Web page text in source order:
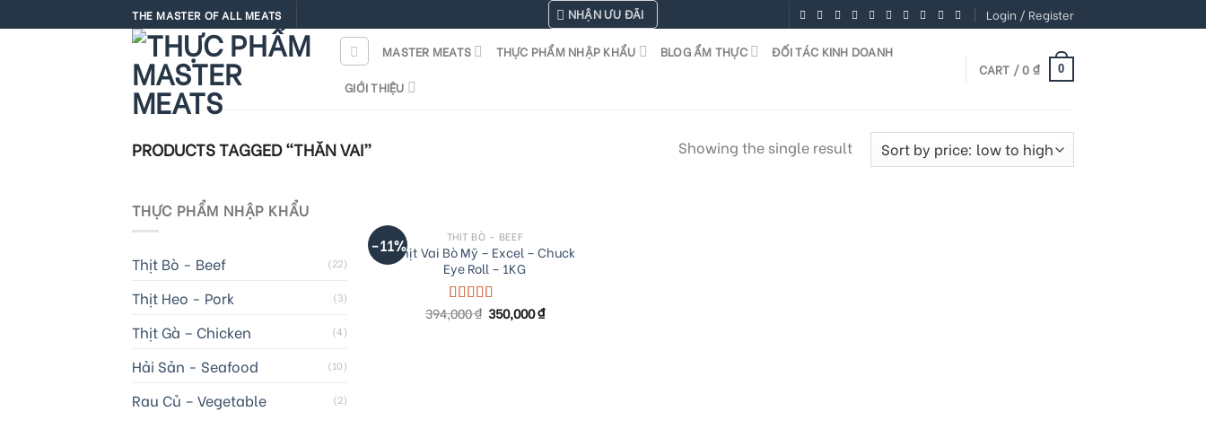
to
THE MASTER OF ALL MEATS NHẬN ƯU ĐÃI Login / Register
MASTER MEATS THỰC PHẨM NHẬP KHẨU BLOG ẨM THỰC ĐỐI TÁC KINH DOANH
GIỚI THIỆU
CART /0 ₫ 0
PRODUCTS TAGGED “THĂN VAI” Showing the single result
THỰC PHẨM NHẬP KHẨU
Thịt Bò - Beef (22)
Thịt Heo - Pork (3)
Thịt Gà – Chicken (4)
Hải Sản - Seafood (10)
Rau Củ – Vegetable (2)
-11% THỊT BÒ - BEEF
Thịt Vai Bò Mỹ – Excel – Chuck
Eye Roll – 1KG
Rated 5.00
394,000₫ Original
price
350,000₫Current
price